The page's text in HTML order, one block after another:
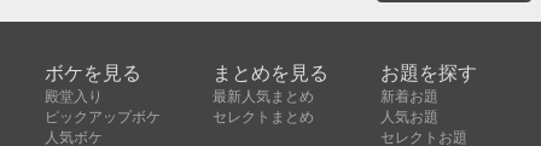
ボケを見る
殿堂入り
ピックアップボケ
人気ボケ
まとめを見る
最新人気まとめ
セレクトまとめ
お題を探す
新着お題
人気お題
セレクトお題